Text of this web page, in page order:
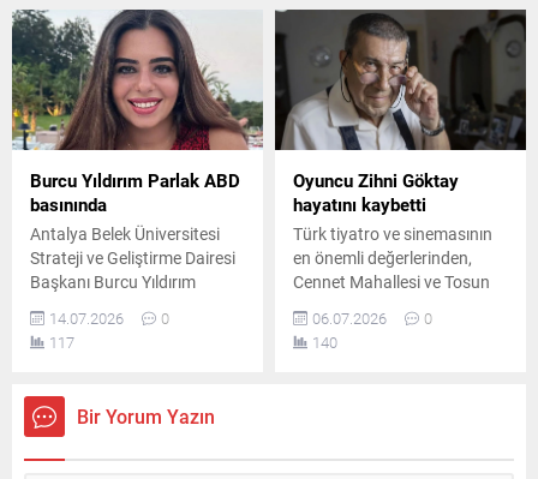
planlandığı "ÇareFest" için
geri sayım resmen başladı.
derin bir farkındalık
yolculuğuna çıkarıyor.
Burcu Yıldırım Parlak ABD
basınında
Antalya Belek Üniversitesi
Strateji ve Geliştirme Dairesi
Başkanı Burcu Yıldırım
Parlak, soyut sanat
alanındaki özgün
çalışmalarıyla Amerika'da
sanat dergisi Abstractics'e
konu oldu.
14.07.2026
0
117
Oyuncu Zihni Göktay
hayatını kaybetti
Türk tiyatro ve sinemasının
en önemli değerlerinden,
Cennet Mahallesi ve Tosun
Paşa gibi unutulmaz
yapımların usta oyuncusu
Zihni Göktay, tedavi gördüğü
06.07.2026
0
140
Bir Yorum Yazın